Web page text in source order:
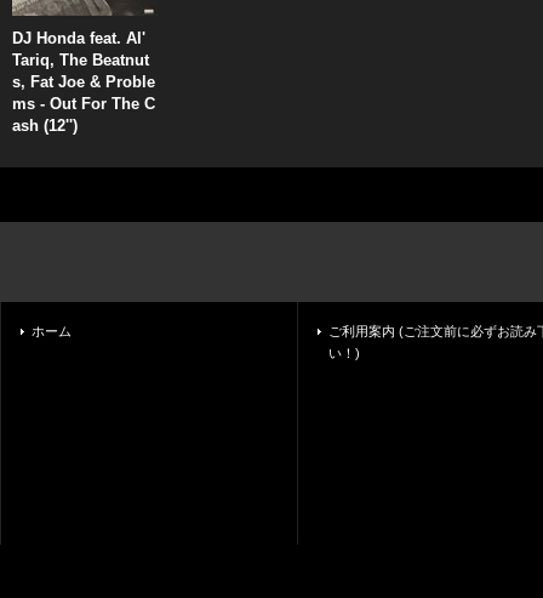
DJ Honda feat. Al'
Tariq, The Beatnut
s, Fat Joe & Proble
ms - Out For The C
ash (12'')
ホーム
ご利用案内 (ご注文前に必ずお読み
い！)